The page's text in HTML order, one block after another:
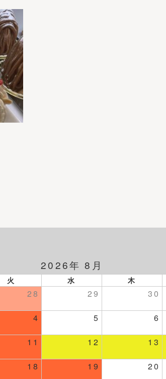
2026年 8月
火 水 木
28 29 30
4 5 6
11 12 13
18 19 20